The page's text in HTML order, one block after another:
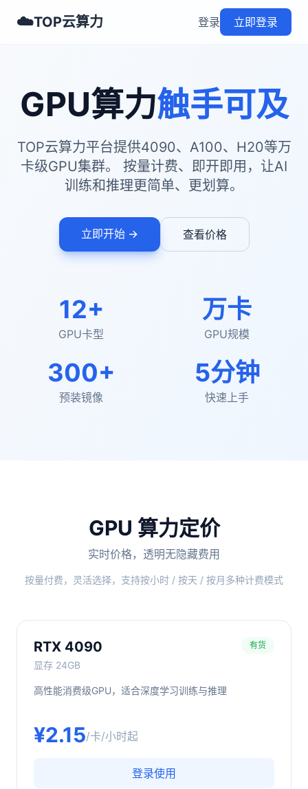
☁️TOP云算力 登录 立即登录
GPU算力触手可及
TOP云算力平台提供4090、A100、H20等万
卡级GPU集群。 按量计费、即开即用，让AI
训练和推理更简单、更划算。
立即开始 → 查看价格
12+
GPU卡型
万卡
GPU规模
300+
预装镜像
5分钟
快速上手
GPU 算力定价
实时价格，透明无隐藏费用
按量付费，灵活选择，支持按小时 / 按天 / 按月多种计费模式
RTX 4090
显存 24GB
有货
高性能消费级GPU，适合深度学习训练与推理
¥2.15/卡/小时起
登录使用